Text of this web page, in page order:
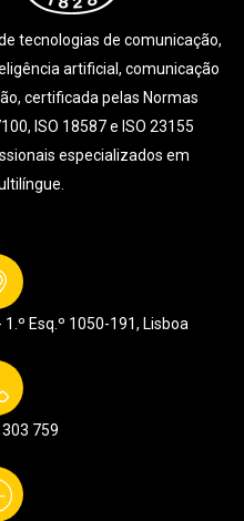
tecnologias de comunicação,
artificial, comunicação
certificada pelas Normas
ISO 18587 e ISO 23155
especializados em
Esq.º 1050-191, Lisboa
759